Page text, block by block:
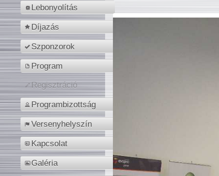
Lebonyolítás
Díjazás
Szponzorok
Program
Regisztráció
Programbizottság
Versenyhelyszín
Kapcsolat
Galéria